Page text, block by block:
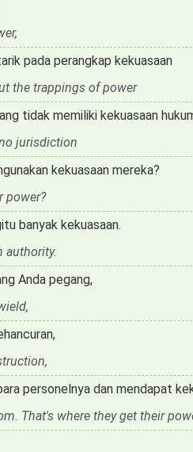
pada perangkap kekuasaan
the trappings of power
tidak memiliki kekuasaan
jurisdiction
kekuasaan mereka?
power?
banyak kekuasaan.
authority.
Anda pegang,
personelnya dan mendapat
That's where they get their